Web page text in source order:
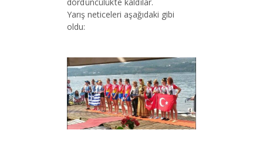
Yarış neticeleri aşağıdaki gibi
oldu: